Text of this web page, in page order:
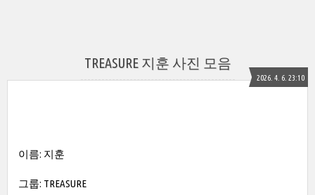
TREASURE 지훈 사진 모음
2026. 4. 6. 23:10
이름: 지훈
그룹: TREASURE